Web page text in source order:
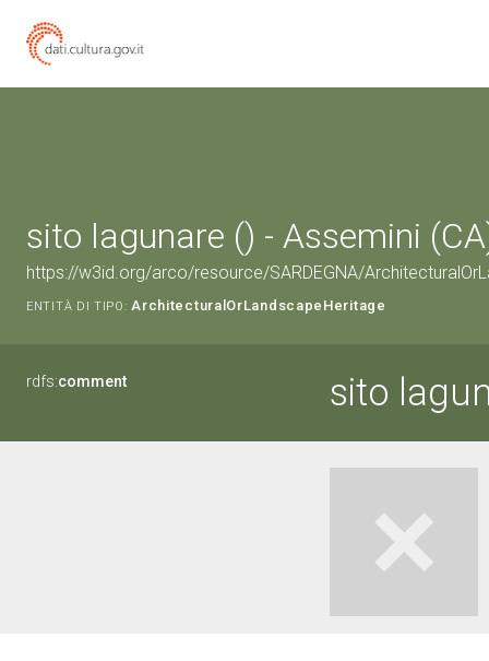
sito lagunare () - Assemini
https://w3id.org/arco/resource/SARDEGNA/
ENTITÀ DI TIPO: ArchitecturalOrLandscapeHeritage
rdfs:comment sito